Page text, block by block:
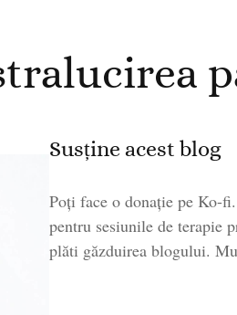
Susține acest blog
Poți face o donație pe Ko-
pentru sesiunile de terapie
plăti găzduirea blogului.